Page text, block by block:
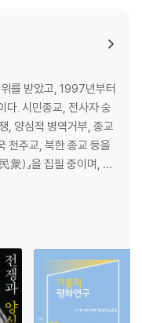
적 동기들
국제 고립
적 고립
갈등적 도입 과정
원의 역사적 판례 변경
를 받았고, 1997년부터
다. 시민종교, 전사자 숭
, 양심적 병역거부, 종교
천주교, 북한 종교 등을
衆)』을 집필 중이며, 시
. 이번에 나온
지 모두 열여섯 권의 단